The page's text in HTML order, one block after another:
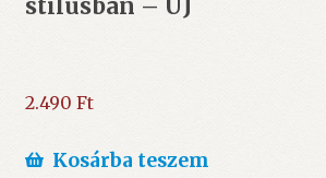
stílusban – ÚJ
2.490 Ft
Kosárba teszem